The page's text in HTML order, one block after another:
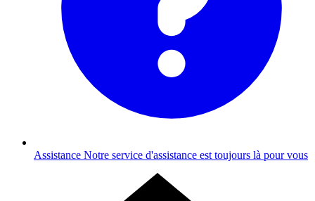
Assistance Notre service d'assistance est toujours là pour vous